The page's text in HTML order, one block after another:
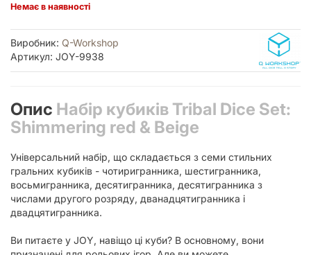
Немає в наявності
Виробник: Q-Workshop
Артикул: JOY-9938
Опис Набір кубиків Tribal Dice Set:
Shimmering red & Beige
Універсальний набір, що складається з семи стильних
гральних кубиків - чотиригранника, шестигранника,
восьмигранника, десятигранника, десятигранника з
числами другого розряду, дванадцятигранника і
двадцятигранника.
Ви питаєте у JOY, навіщо ці куби? В основному, вони